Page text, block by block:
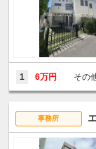
1 6万円 その
事務所